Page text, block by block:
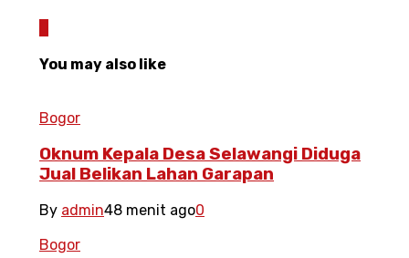
You may also like
Bogor
Oknum Kepala Desa Selawangi Diduga
Jual Belikan Lahan Garapan
By admin48 menit ago0
Bogor